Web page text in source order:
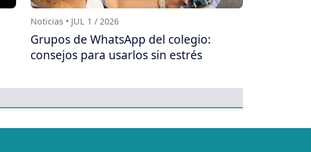
Noticias • JUL 1 / 2026
Grupos de WhatsApp del colegio:
consejos para usarlos sin estrés